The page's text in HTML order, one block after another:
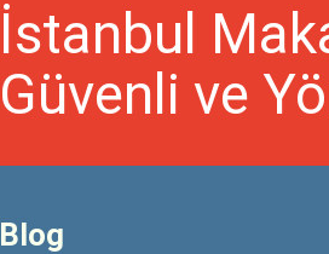
İstanbul
Güvenli ve
Blog